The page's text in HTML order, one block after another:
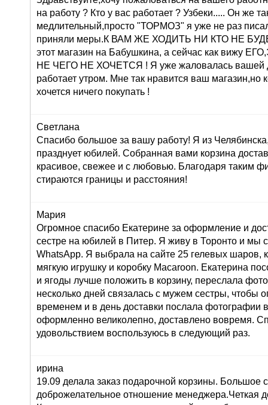
на работу ? Кто у вас работает ? Узбеки..... Он же
медлительный,просто "ТОРМОЗ" я уже не раз
приняли меры.К ВАМ ЖЕ ХОДИТЬ НИ КТО НЕ
этот магазин на Бабушкина, а сейчас как вижу
НЕ ЧЕГО НЕ ХОЧЕТСЯ ! Я уже жаловалась вашей
работает утром. Мне так нравится ваш магазин,но
хочется ничего покупать !
Светлана
Спасибо большое за вашу работу! Я из
празднует юбилей. Собранная вами корзина
красивое, свежее и с любовью. Благодаря таким
стираются границы и расстояния!
Мария
Огромное спасибо Екатерине за оформление и
сестре на юбилей в Питер. Я живу в Торонто и мы
WhatsApp. Я выбрала на сайте 25 гелевых шаров,
мягкую игрушку и коробку Macaroon. Екатерина
и ягоды лучше положить в корзину, переслала
несколько дней связалась с мужем сестры, чтобы
временем и в день доставки послала фотографии
оформленно великолепно, доставлено вовремя.
удовольствием воспользуюсь в следующий раз.
ирина
19.09 делала заказ подарочной корзины. Большое
доброжелательное отношение менеджера.Четкая